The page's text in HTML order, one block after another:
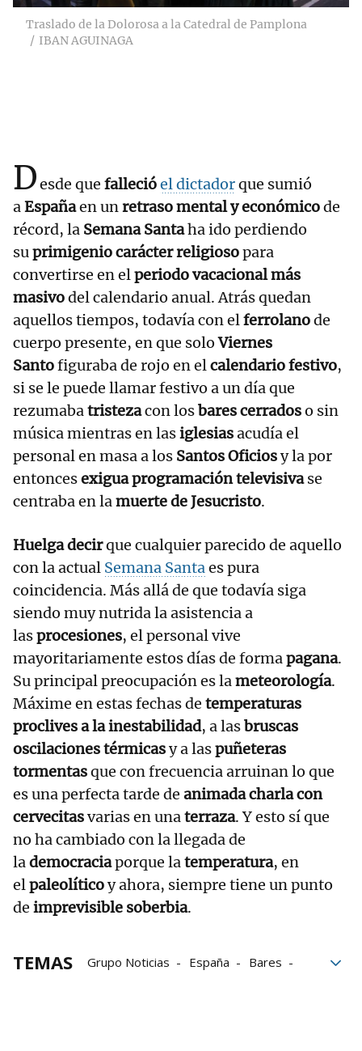
Traslado de la Dolorosa a la Catedral de Pamplona
IBAN AGUINAGA
Desde que fallecióel dictadorque sumió
aEspañaen unretraso mental y económicode
récord, la Semana Santaha ido perdiendo
suprimigenio carácter religiosopara
convertirse en elperiodo vacacional más
masivodel calendario anual. Atrás quedan
aquellos tiempos, todavía con elferrolanode
cuerpo presente, en que soloViernes
Santofiguraba de rojo en elcalendario festivo,
si se le puede llamar festivo a un día que
rezumabatristezacon losbares cerradoso sin
música mientras en lasiglesiasacudía el
personal en masa a los Santos Oficiosy la por
entoncesexigua programación televisivase
centraba en lamuerte de Jesucristo.
Huelga decirque cualquier parecido de aquello
con la actual Semana Santaes pura
coincidencia. Más allá de que todavía siga
siendo muy nutrida la asistencia a
lasprocesiones, el personal vive
mayoritariamente estos días de formapagana.
Su principal preocupación es lameteorología.
Máxime en estas fechas de temperaturas
proclives a la inestabilidad, a lasbruscas
oscilaciones térmicasy a laspuñeteras
tormentasque con frecuencia arruinan lo que
es una perfecta tarde de animada charla con
cervecitasvarias en unaterraza. Y esto sí que
no ha cambiado con la llegada de
lademocraciaporque latemperatura, en
elpaleolíticoy ahora, siempre tiene un punto
de imprevisible soberbia.
TEMAS Grupo Noticias España
Bares